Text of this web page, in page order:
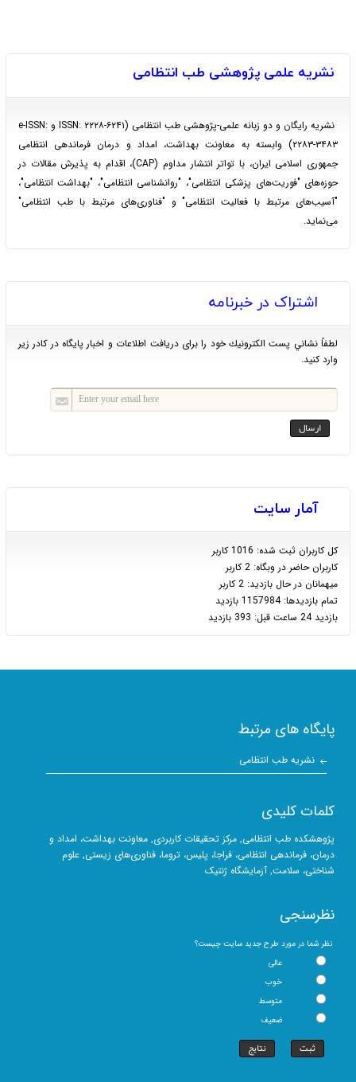
نشریه علمی پژوهشی طب انتظامی
نشریه رایگان و دو زبانه علمی-پژوهشی طب‌ انتظامی (ISSN: ۲۲۲۸-۶۲۴۱ و e-ISSN:
۲۲۸۳-۳۴۸۳) وابسته به معاونت بهداشت، امداد و درمان فرماندهی انتظامی
جمهوری اسلامی ایران، با تواتر انتشار مداوم (CAP)، اقدام به پذیرش مقالات در
حوزه‌های "فوریت‌های پزشکی انتظامی"، "روانشناسی انتظامی"، "بهداشت انتظامی"،
"آسیب‌های مرتبط با فعالیت انتظامی" و "فناوری‌های مرتبط با طب انتظامی"
می‌نماید.
اشتراک در خبرنامه
لطفاً نشاني پست الكترونيك خود را برای دريافت اطلاعات و اخبار پايگاه در كادر زير
وارد كنيد.
آمار سایت
كل کاربران ثبت شده: 1016 کاربر
کاربران حاضر در وبگاه: 2 کاربر
ميهمانان در حال بازديد: 2 کاربر
تمام بازديد‌ها: 1157984 بازدید
بازديد 24 ساعت قبل: 393 بازدید
پایگاه های مرتبط
نشریه طب انتظامی
کلمات کلیدی
پژوهشکدهطب انتظامی,مرکز تحقیقات کاربردی, معاونت بهداشت، امداد و
درمان، فرماندهی انتظامی، فراجا، پلیس، تروما،فناوری‌های زیستی, علوم
شناختی، سلامت,آزمایشگاه ژنتیک
نظرسنجی
نظر شما در مورد طرح جدید سایت چیست؟
عالی
خوب
متوسط
ضعیف